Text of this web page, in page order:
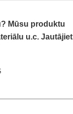
Mūsu produktu
u.c. Jautājiet